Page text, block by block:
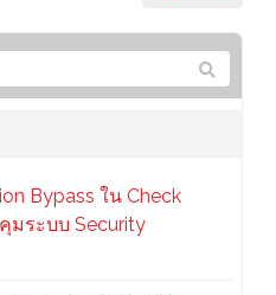
Bypass ใน Check
มระบบ Security